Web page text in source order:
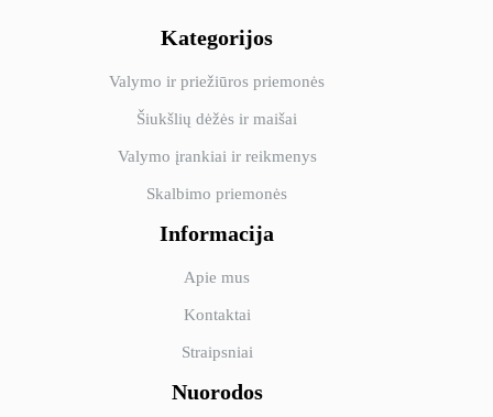
Kategorijos
Valymo ir priežiūros priemonės
Šiukšlių dėžės ir maišai
Valymo įrankiai ir reikmenys
Skalbimo priemonės
Informacija
Apie mus
Kontaktai
Straipsniai
Nuorodos